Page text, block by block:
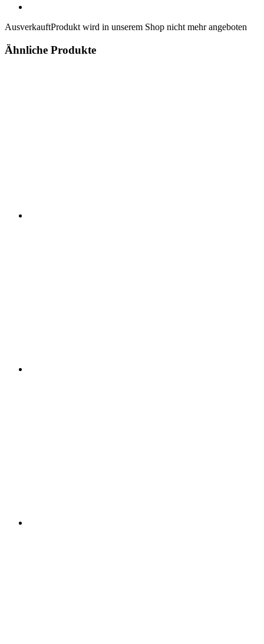
AusverkauftProdukt wird in unserem Shop nicht mehr angeboten
Ähnliche Produkte